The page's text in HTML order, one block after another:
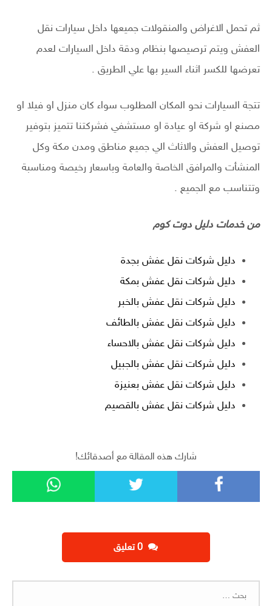
ثم تحمل الاغراض والمنقولات جميعها داخل سيارات نقل
العفش ويتم ترصيصها بنظام ودقة داخل السيارات لعدم
تعرضها للكسر اثناء السير بها علي الطريق .
تتجة السيارات نحو المكان المطلوب سواء كان منزل او فيلا او
مصنع او شركة او عيادة او مستشفي فشركتنا تتميز بتوفير
توصيل العفش والاثاث الي جميع مناطق ومدن مكة وكل
المنشأت والمرافق الخاصة والعامة وباسعار رخيصة ومناسبة
وتتناسب مع الجميع .
من خدمات دليل دوت كوم
دليل شركات نقل عفش بجدة
دليل شركات نقل عفش بمكة
دليل شركات نقل عفش بالخبر
دليل شركات نقل عفش بالطائف
دليل شركات نقل عفش بالاحساء
دليل شركات نقل عفش بالجبيل
دليل شركات نقل عفش بعنيزة
دليل شركات نقل عفش بالقصيم
شارك هذه المقالة مع أصدقائك!